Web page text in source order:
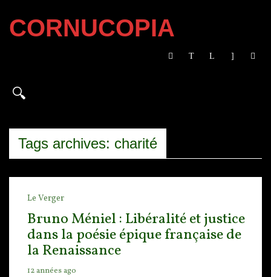
CORNUCOPIA
Tags archives: charité
Le Verger
Bruno Méniel : Libéralité et justice
dans la poésie épique française de
la Renaissance
12 années ago